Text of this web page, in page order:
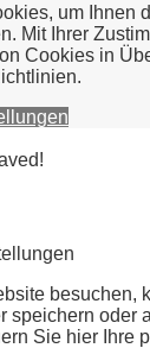
um Ihnen
Mit Ihrer
Cookies in
besuchen,
speichern oder
Sie hier Ihre